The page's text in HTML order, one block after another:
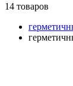
14 товаров